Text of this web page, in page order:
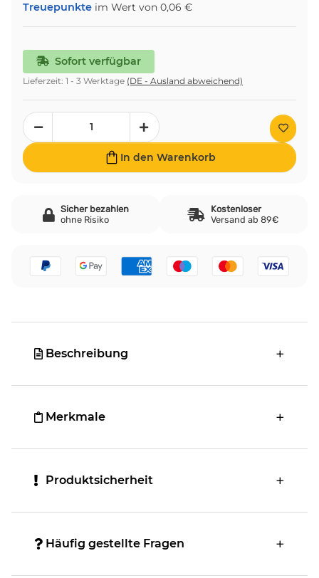
Treuepunkte im Wert von 0,06 €
Sofort verfügbar
Lieferzeit: 1 - 3 Werktage (DE - Ausland abweichend)
In den Warenkorb
Sicher bezahlen
ohne Risiko
Kostenloser
Versand ab 89€
Beschreibung
Merkmale
Produktsicherheit
Häufig gestellte Fragen